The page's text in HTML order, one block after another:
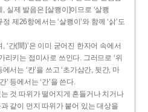
실제 발음은 [살쾡이]이므로 ‘살쾡
제26항에서는 ‘살쾡이’와 함께 ‘삵’도
‘간(間)’은 이미 굳어진 한자어 속에서
키는 접미사로 쓰인다. 그러므로 ‘위
서는 ‘칸’을 쓰고 ‘초가삼간, 뒷간, 마
’ 등에서는 ‘간’을 쓴다.
것 따위가 떨어지게 흔들거나 치거나
과 같이 먼지 따위가 붙어 있는 대상을